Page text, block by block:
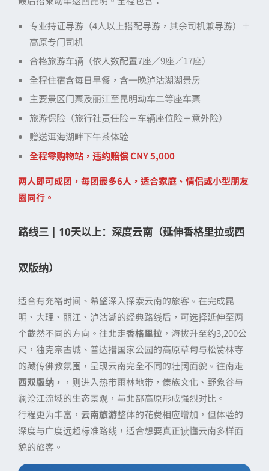
专业持证导游（4人以上搭配导游，其余司机兼导游）＋
高原专门司机
合格旅游车辆（依人数配置7座／9座／17座）
全程住宿含每日早餐，含一晚泸沽湖湖景房
主要景区门票及丽江至昆明动车二等座车票
旅游保险（旅行社责任险＋车辆座位险＋意外险）
赠送洱海湖畔下午茶体验
全程零购物站，违约赔偿 CNY 5,000
两人即可成团，每团最多6人，适合家庭、情侣或小型朋友
圈同行。
路线三 | 10天以上：深度云南（延伸香格里拉或西
双版纳）
适合有充裕时间、希望深入探索云南的旅客。在完成昆
明、大理、丽江、泸沽湖的经典路线后，可选择延伸至两
个截然不同的方向。往北走香格里拉 ，海拔升至约3,200公
尺，独克宗古城、普达措国家公园的高原草甸与松赞林寺
的藏传佛教氛围，呈现云南完全不同的壮阔面貌。往南走
西双版纳， ，则进入热带雨林地带，傣族文化、野象谷与
澜沧江流域的生态景观，与北部高原形成强烈对比。
行程更为丰富， 云南旅游整体的花费相应增加，但体验的
深度与广度远超标准路线，适合想要真正读懂云南多样面
貌的旅客。